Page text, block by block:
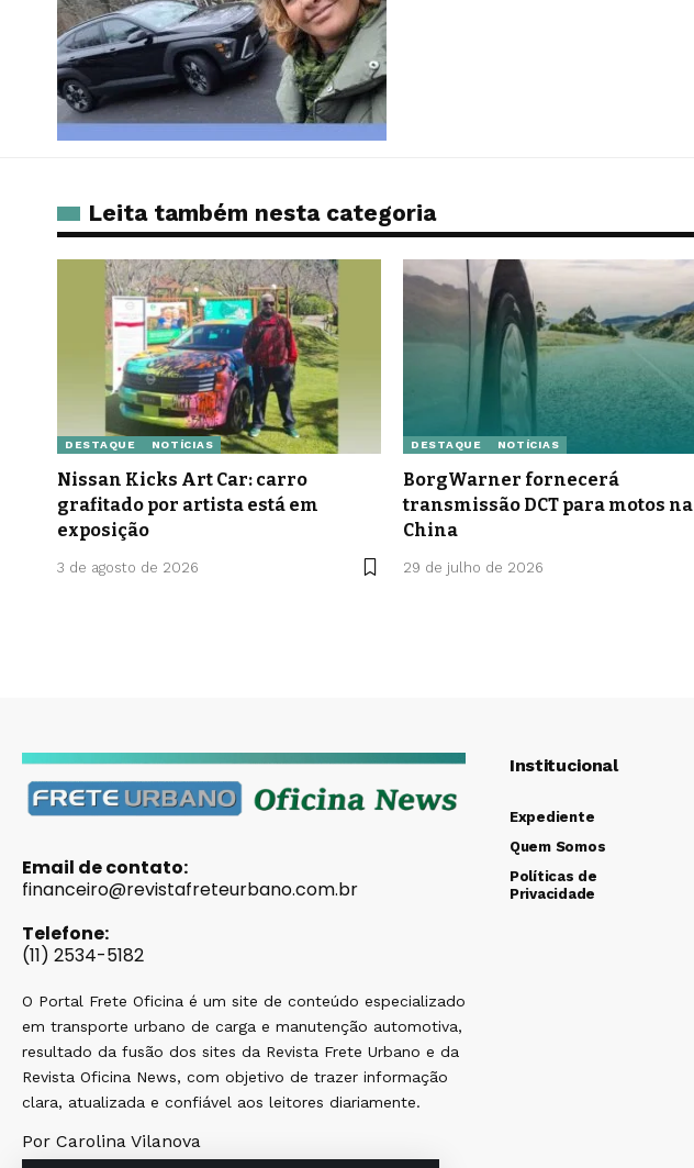
Leita também nesta categoria
DESTAQUE NOTÍCIAS
Nissan Kicks Art Car: carro
grafitado por artista está em
exposição
3 de agosto de 2026
DESTAQUE NOTÍCIAS
BorgWarner fornecerá
transmissão DCT para motos na
China
29 de julho de 2026
Email de contato:
financeiro@revistafreteurbano.com.br
Telefone:
(11) 2534-5182
O Portal Frete Oficina é um site de conteúdo especializado
em transporte urbano de carga e manutenção automotiva,
resultado da fusão dos sites da Revista Frete Urbano e da
Revista Oficina News, com objetivo de trazer informação
clara, atualizada e confiável aos leitores diariamente.
Por Carolina Vilanova
Institucional
Expediente
Quem Somos
Políticas de
Privacidade